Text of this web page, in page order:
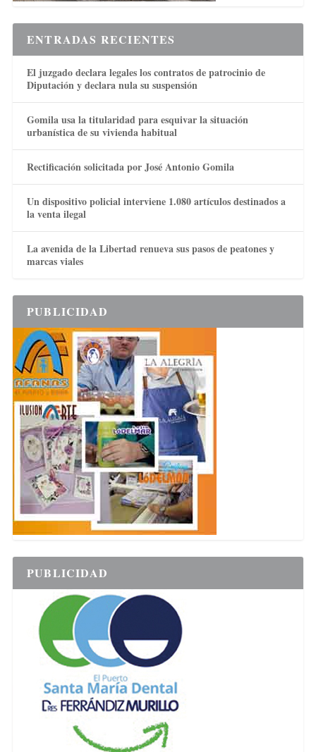
ENTRADAS RECIENTES
El juzgado declara legales los contratos de patrocinio de
Diputación y declara nula su suspensión
Gomila usa la titularidad para esquivar la situación
urbanística de su vivienda habitual
Rectificación solicitada por José Antonio Gomila
Un dispositivo policial interviene 1.080 artículos destinados a
la venta ilegal
La avenida de la Libertad renueva sus pasos de peatones y
marcas viales
PUBLICIDAD
PUBLICIDAD